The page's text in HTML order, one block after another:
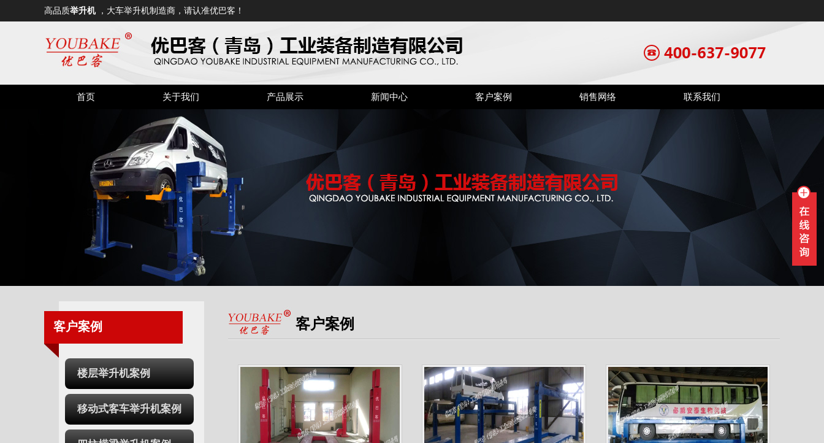
高品质举升机，大车举升机制造商，请认准优巴客！
首页 关于我们 产品展示 新闻中心 客户案例 销售网络 联系我们
客户案例
楼层举升机案例
移动式客车举升机案例
客户案例